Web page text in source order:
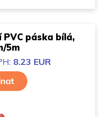
PVC páska bílá,
5m
8.23 EUR